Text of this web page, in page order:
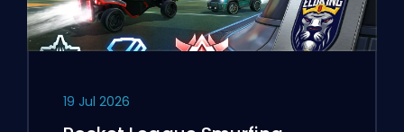
19 Jul 2026